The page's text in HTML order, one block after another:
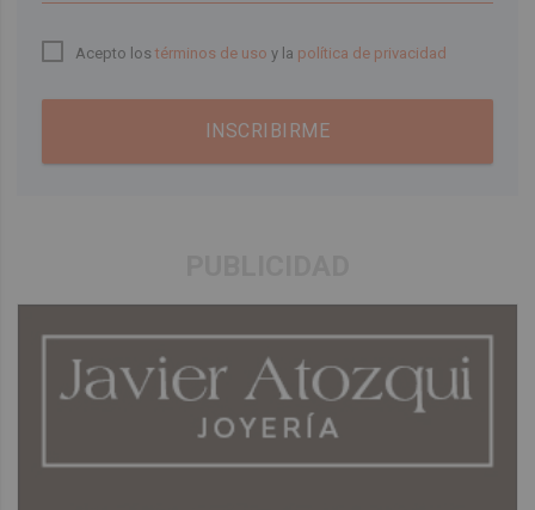
Acepto lostérminos de uso y la política de privacidad
INSCRIBIRME